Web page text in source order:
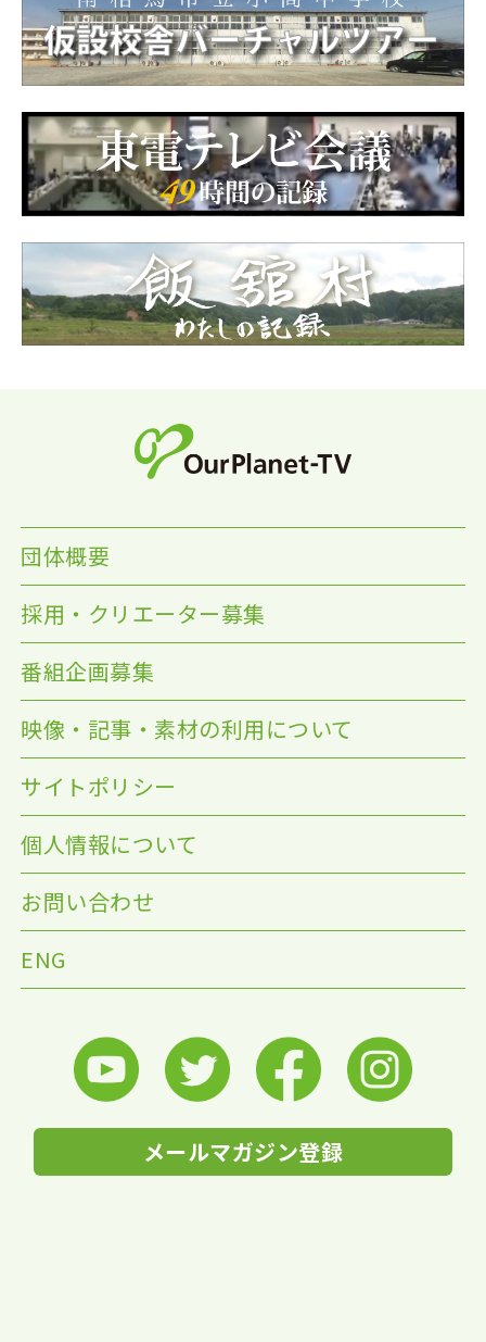
団体概要
採用・クリエーター募集
番組企画募集
映像・記事・素材の利用について
サイトポリシー
個人情報について
お問い合わせ
ENG
メールマガジン登録